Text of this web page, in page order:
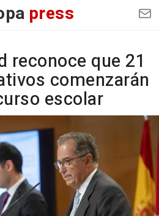
press
reconoce que 21
comenzarán
escolar